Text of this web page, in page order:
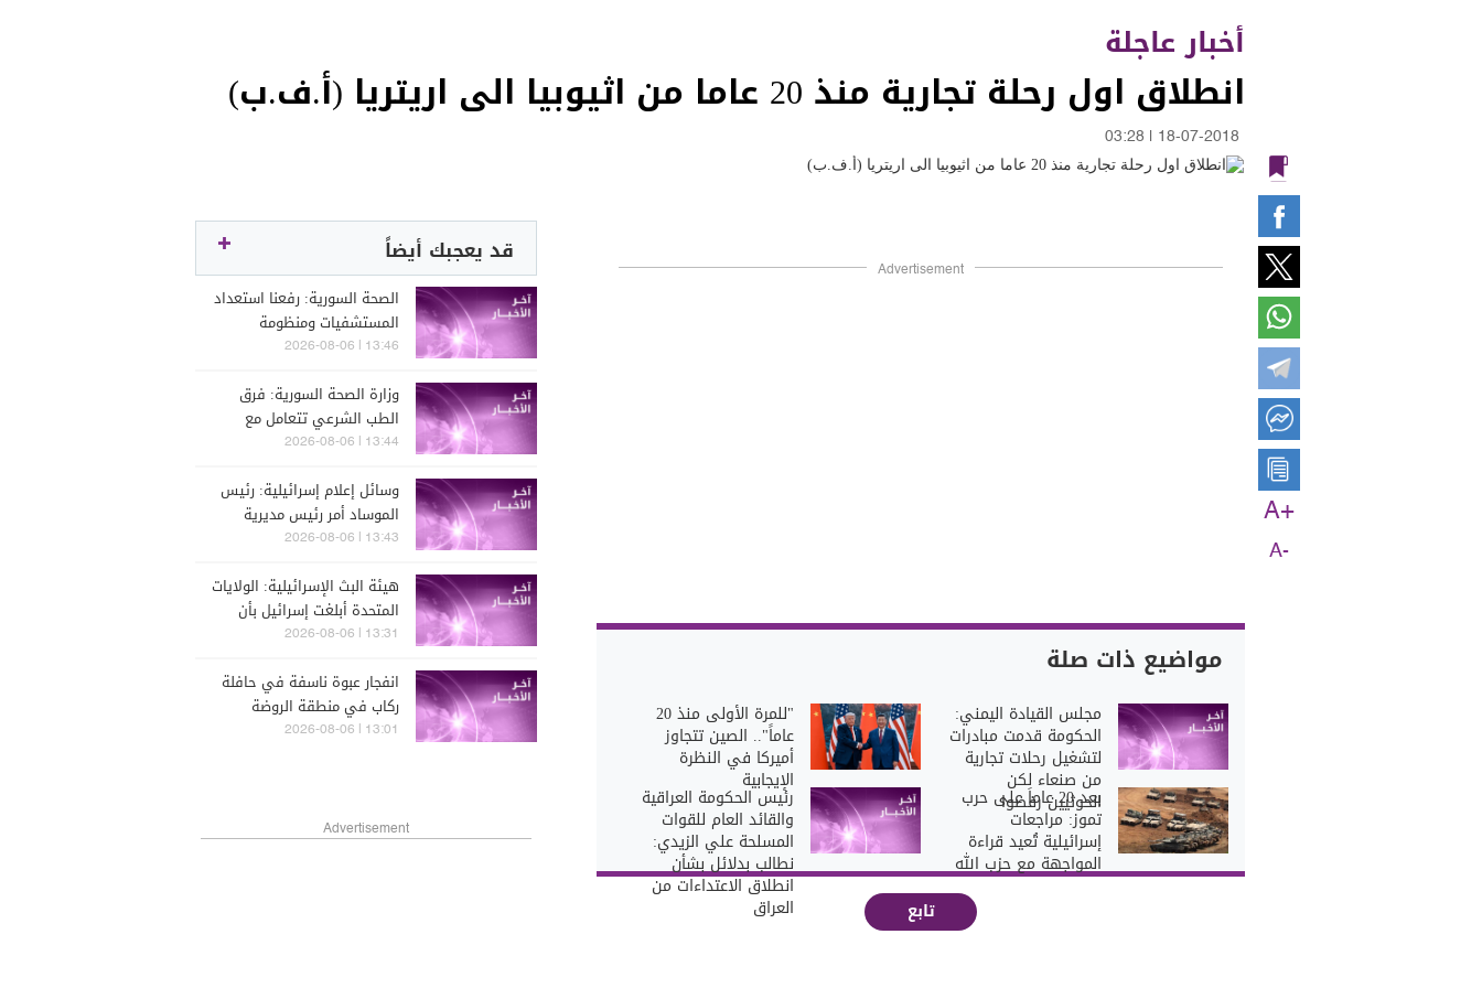
أخبار عاجلة
انطلاق اول رحلة تجارية منذ 20 عاما من اثيوبيا الى اريتريا (أ.ف.ب)
18-07-2018
03:28
A+
A-
Advertisement
مواضيع ذات صلة
مجلس القيادة اليمني:
الحكومة قدمت مبادرات
لتشغيل رحلات تجارية
من صنعاء لكن
الحوثيين رفضوا
"للمرة الأولى منذ 20
عاماً".. الصين تتجاوز
أميركا في النظرة
الإيجابية
بعد 20 عاماً على حرب
تموز: مراجعات
إسرائيلية تُعيد قراءة
المواجهة مع حزب الله
رئيس الحكومة العراقية
والقائد العام للقوات
المسلحة علي الزيدي:
نطالب بدلائل بشأن
انطلاق الاعتداءات من
العراق تابع
قد يعجبك أيضاً
الصحة السورية: رفعنا استعداد
المستشفيات ومنظومة
الإسعاف السريع لنقل
وعلاجهم
13:46 | 2026-08-06
وزارة الصحة السورية: فرق
الطب الشرعي تتعامل مع
أشلاء بشرية و7 مصابين جراء
دمشق
13:44 | 2026-08-06
وسائل إعلام إسرائيلية: رئيس
الموساد أمر رئيس مديرية
المخابرات ورئيس قسم إيران
الإطاحة بالنظام الإيراني
13:43 | 2026-08-06
هيئة البث الإسرائيلية: الولايات
المتحدة أبلغت إسرائيل بأن
حزب الله لم يرتكب أي خرق
13:31 | 2026-08-06
انفجار عبوة ناسفة في حافلة
ركاب في منطقة الروضة
بمدينة جرمانا بريف دمشق
13:01 | 2026-08-06
Advertisement